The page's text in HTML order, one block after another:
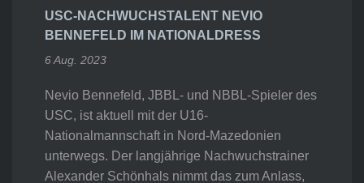
USC-NACHWUCHSTALENT NEVIO
BENNEFELD IM NATIONALDRESS
6 Aug. 2023
Nevio Bennefeld, JBBL- und NBBL-Spieler des
USC, ist aktuell mit der U16-
Nationalmannschaft in Nord-Mazedonien
unterwegs. Der langjährige Nachwuchstrainer
Alexander Schönhals nimmt das zum Anlass,